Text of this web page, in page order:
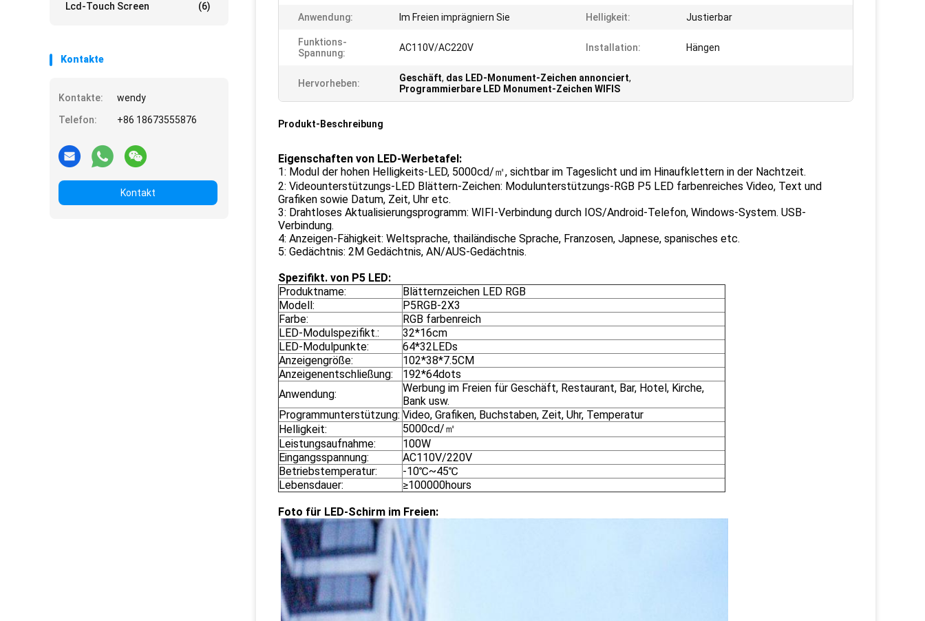
Lcd-Touch Screen (6)
Kontakte
Kontakte:
wendy
Telefon:
+86 18673555876
Kontakt
Anwendung: Im Freien imprägniern Sie Helligkeit: Justierbar
Funktions-
Spannung:
AC110V/AC220V Installation: Hängen
Hervorheben: Geschäft, das LED-Monument-Zeichen annonciert,
Programmierbare LED Monument-Zeichen WIFIS
Produkt-Beschreibung
Eigenschaften von LED-Werbetafel:
1: Modul der hohen Helligkeits-LED, 5000cd/㎡, sichtbar im Tageslicht und im Hinaufklettern in der Nachtzeit.
2: Videounterstützungs-LED Blättern-Zeichen: Modulunterstützungs-RGB P5 LED farbenreiches Video, Text und
Grafiken sowie Datum, Zeit, Uhr etc.
3: Drahtloses Aktualisierungsprogramm: WIFI-Verbindung durch IOS/Android-Telefon, Windows-System. USB-
Verbindung.
4: Anzeigen-Fähigkeit: Weltsprache, thailändische Sprache, Franzosen, Japnese, spanisches etc.
5: Gedächtnis: 2M Gedächtnis, AN/AUS-Gedächtnis.
Spezifikt. von P5 LED:
Produktname:
Blätternzeichen LED RGB
Modell:
P5RGB-2X3
Farbe:
RGB farbenreich
LED-Modulspezifikt.:
32*16cm
LED-Modulpunkte:
64*32LEDs
Anzeigengröße:
102*38*7.5CM
Anzeigenentschließung:
192*64dots
Anwendung:
Werbung im Freien für Geschäft, Restaurant, Bar, Hotel, Kirche,
Bank usw.
Programmunterstützung: Video, Grafiken, Buchstaben, Zeit, Uhr, Temperatur
Helligkeit:
5000cd/㎡
Leistungsaufnahme:
100W
Eingangsspannung:
AC110V/220V
Betriebstemperatur:
-10℃~45℃
Lebensdauer:
≥100000hours
Foto für LED-Schirm im Freien: